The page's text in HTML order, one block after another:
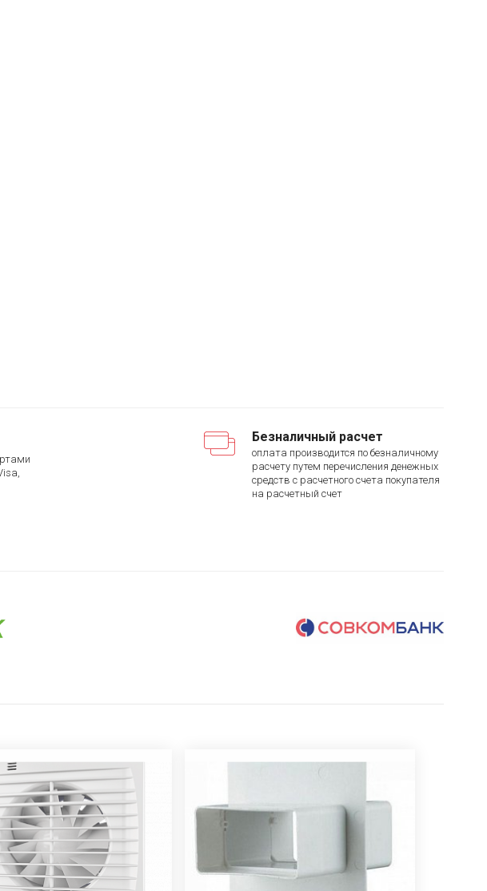
Безналичный расчет
оплата производится по безналичному
расчету путем перечисления денежных
средств с расчетного счета покупателя
на расчетный счет